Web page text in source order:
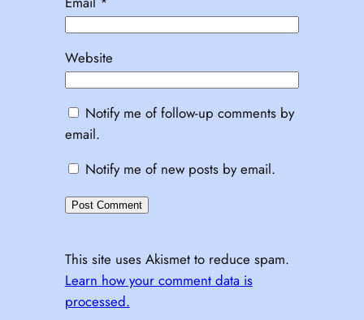
Website
Notify me of follow-up comments by
email.
Notify me of new posts by email.
This site uses Akismet to reduce spam.
Learn how your comment data is
processed.